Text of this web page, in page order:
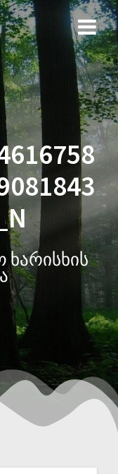
ხარისხის